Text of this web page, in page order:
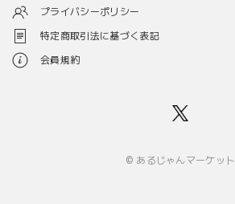
プライバシーポリシー
特定商取引法に基づく表記
会員規約
© あるじゃんマーケット